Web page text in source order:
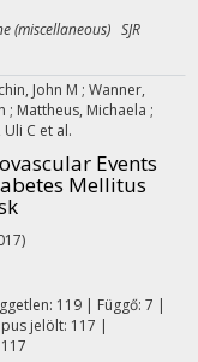
(miscellaneous) SJR
John M ; Wanner,
; Mattheus, Michaela ;
C et al.
Events
Mellitus
119 | Függő: 7 |
jelölt: 117 |